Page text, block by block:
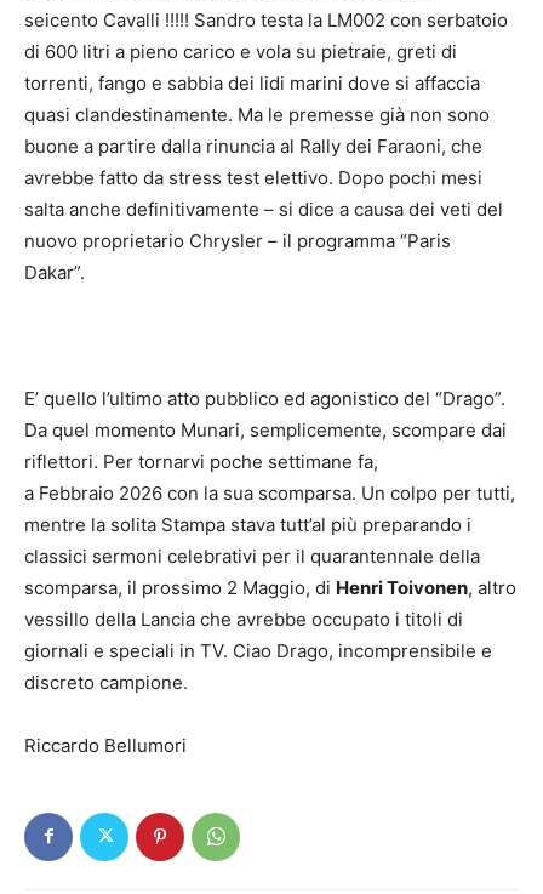
seicento Cavalli !!!!! Sandro testa la LM002 con serbatoio
di 600 litri a pieno carico e vola su pietraie, greti di
torrenti, fango e sabbia dei lidi marini dove si affaccia
quasi clandestinamente. Ma le premesse già non sono
buone a partire dalla rinuncia al Rally dei Faraoni, che
avrebbe fatto da stress test elettivo. Dopo pochi mesi
salta anche definitivamente – si dice a causa dei veti del
nuovo proprietario Chrysler – il programma “Paris
Dakar”.
E’ quello l’ultimo atto pubblico ed agonistico del “Drago”.
Da quel momento Munari, semplicemente, scompare dai
riflettori. Per tornarvi poche settimane fa,
a Febbraio 2026 con la sua scomparsa. Un colpo per tutti,
mentre la solita Stampa stava tutt’al più preparando i
classici sermoni celebrativi per il quarantennale della
scomparsa, il prossimo 2 Maggio, di Henri Toivonen, altro
vessillo della Lancia che avrebbe occupato i titoli di
giornali e speciali in TV. Ciao Drago, incomprensibile e
discreto campione.
Riccardo Bellumori